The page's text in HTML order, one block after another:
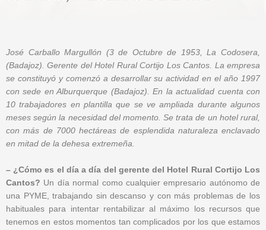
José Carballo Margullón (3 de Octubre de 1953, La Codosera,
(Badajoz). Gerente del Hotel Rural Cortijo Los Cantos. La empresa
se constituyó y comenzó a desarrollar su actividad en el año 1997
con sede en Alburquerque (Badajoz). En la actualidad cuenta con
10 trabajadores en plantilla que se ve ampliada durante algunos
meses según la necesidad del momento. Se trata de un hotel rural,
con más de 7000 hectáreas de esplendida naturaleza enclavado
en mitad de la dehesa extremeña.
– ¿Cómo es el día a día del gerente del Hotel Rural Cortijo Los
Cantos? Un día normal como cualquier empresario autónomo de
una PYME, trabajando sin descanso y con más problemas de los
habituales para intentar rentabilizar al máximo los recursos que
tenemos en estos momentos tan complicados por los que estamos